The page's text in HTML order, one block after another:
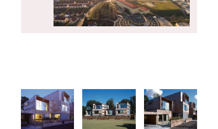
krajiny i struktury obce